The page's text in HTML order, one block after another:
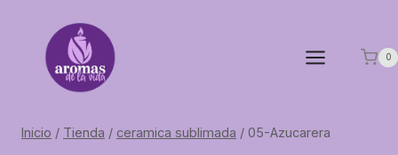
contenido
0
Inicio / Tienda / ceramica sublimada / 05-Azucarera